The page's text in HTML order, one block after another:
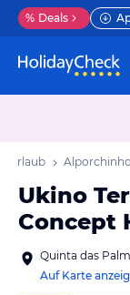
% Deals
Urlaub
Ukino
Concept
Quinta das
Auf Karte